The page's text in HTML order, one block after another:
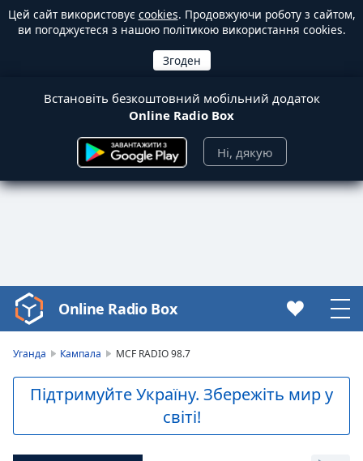
Цей сайт використовує cookies. Продовжуючи роботу з сайтом,
ви погоджуєтеся з нашою політикою використання cookies.
Встановіть безкоштовний мобільний додаток
Online Radio Box
Ні, дякую
Video
Player
Video
Skip
Online Radio Box
Уганда Кампала MCF RADIO 98.7
Підтримуйте Україну. Збережіть мир у
світі!